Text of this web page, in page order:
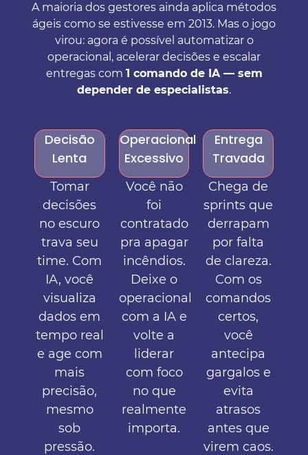
A maioria dos gestores ainda aplica métodos
ágeis como se estivesse em 2013. Mas o jogo
virou: agora é possível automatizar o
operacional, acelerar decisões e escalar
entregas com 1 comando de IA — sem
depender de especialistas.
Decisão
Lenta
Tomar
decisões
no escuro
trava seu
time. Com
IA, você
visualiza
dados em
tempo real
e age com
mais
precisão,
mesmo
sob
pressão.
Operacional
Excessivo
Você não
foi
contratado
pra apagar
incêndios.
Deixe o
operacional
com a IA e
volte a
liderar
com foco
no que
realmente
importa.
Entrega
Travada
Chega de
sprints que
derrapam
por falta
de clareza.
Com os
comandos
certos,
você
antecipa
gargalos e
evita
atrasos
antes que
virem caos.